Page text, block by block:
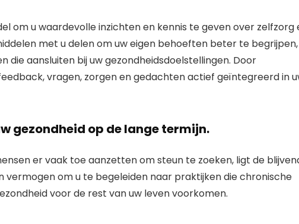
om u waardevolle inzichten en kennis te geven over zelfzorg
met u delen om uw eigen behoeften beter te begrijpen,
die aansluiten bij uw gezondheidsdoelstellingen. Door
vragen, zorgen en gedachten actief geïntegreerd in
gezondheid op de lange termijn.
er vaak toe aanzetten om steun te zoeken, ligt de
vermogen om u te begeleiden naar praktijken die chronische
voor de rest van uw leven voorkomen.